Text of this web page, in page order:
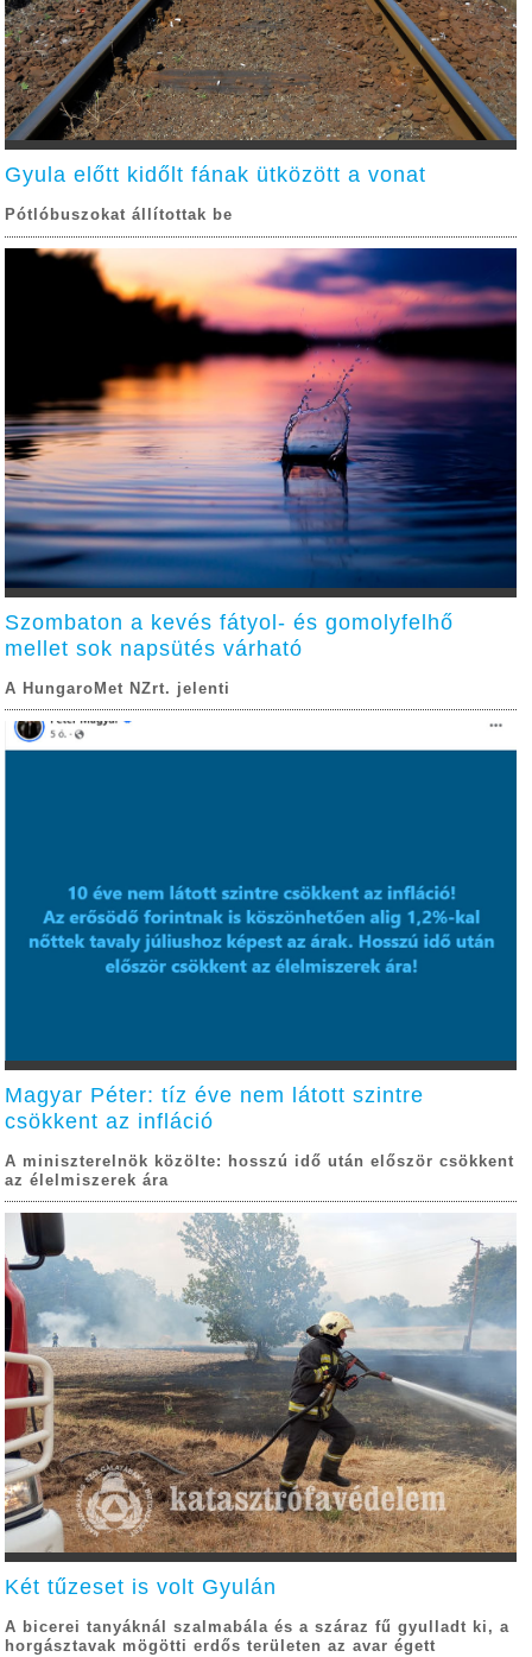
Gyula előtt kidőlt fának ütközött a vonat
Pótlóbuszokat állítottak be
Szombaton a kevés fátyol- és gomolyfelhő
mellet sok napsütés várható
A HungaroMet NZrt. jelenti
Magyar Péter: tíz éve nem látott szintre
csökkent az infláció
A miniszterelnök közölte: hosszú idő után először csökkent
az élelmiszerek ára
Két tűzeset is volt Gyulán
A bicerei tanyáknál szalmabála és a száraz fű gyulladt ki, a
horgásztavak mögötti erdős területen az avar égett